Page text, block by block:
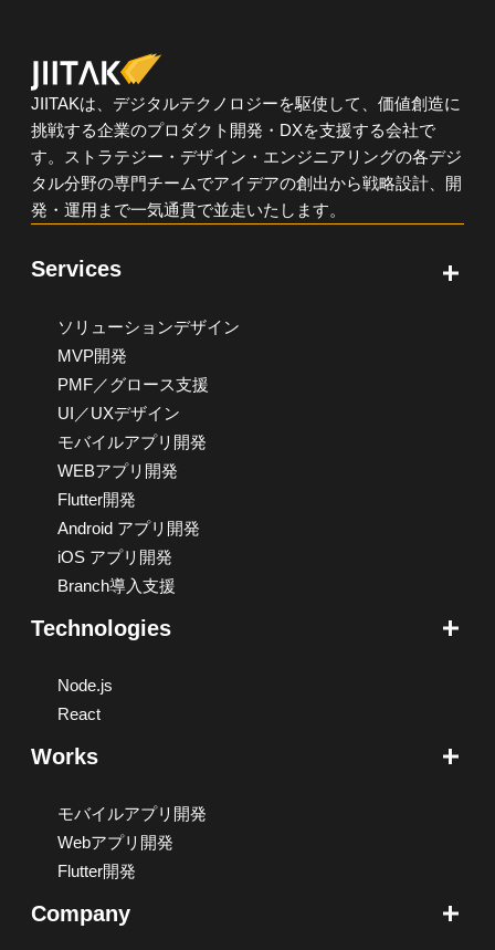
JIITAKは、デジタルテクノロジーを駆使して、価値創造に
挑戦する企業のプロダクト開発・DXを支援する会社で
す。ストラテジー・デザイン・エンジニアリングの各デジ
タル分野の専門チームでアイデアの創出から戦略設計、開
発・運用まで一気通貫で並走いたします。
Services
ソリューションデザイン
MVP開発
PMF／グロース支援
UI／UXデザイン
モバイルアプリ開発
WEBアプリ開発
Flutter開発
Android アプリ開発
iOS アプリ開発
Branch導入支援
Technologies
Node.js
React
Works
モバイルアプリ開発
Webアプリ開発
Flutter開発
Company